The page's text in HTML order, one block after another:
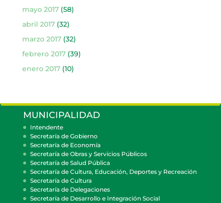
mayo 2017(58)
abril 2017(32)
marzo 2017(32)
febrero 2017(39)
enero 2017(10)
MUNICIPALIDAD
Intendente
Secretaría de Gobierno
Secretaría de Economía
Secretaría de Obras y Servicios Públicos
Secretaría de Salud Pública
Secretaría de Cultura, Educación, Deportes y Recreación
Secretaría de Cultura
Secretaría de Delegaciones
Secretaría de Desarrollo e Integración Social